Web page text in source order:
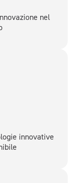
nel
innovative